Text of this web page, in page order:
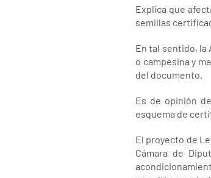
Explica que
semillas
En tal sentido, la
o campesina y
del documento.
Es de opinión
esquema de
El proyecto de
Cámara de